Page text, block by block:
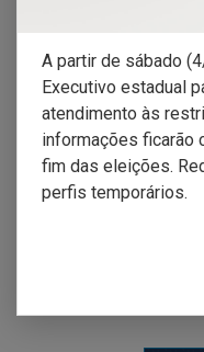
A partir de sábado
Executivo estadual
atendimento às
informações ficarão
fim das eleições.
perfis temporários.